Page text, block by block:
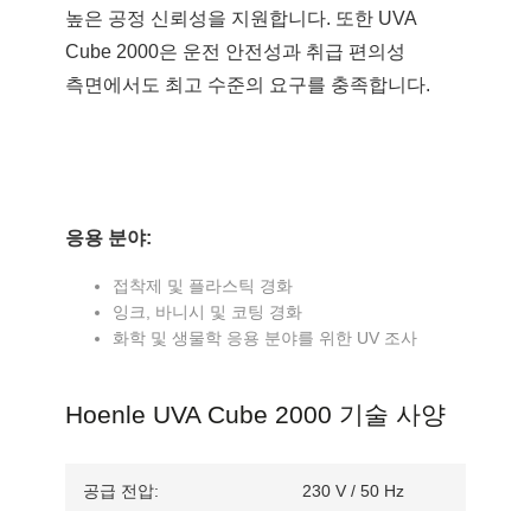
높은 공정 신뢰성을 지원합니다. 또한 UVA
Cube 2000은 운전 안전성과 취급 편의성
측면에서도 최고 수준의 요구를 충족합니다.
응용 분야:
접착제 및 플라스틱 경화
잉크, 바니시 및 코팅 경화
화학 및 생물학 응용 분야를 위한 UV 조사
Hoenle UVA Cube 2000 기술 사양
공급 전압: 230 V / 50 Hz